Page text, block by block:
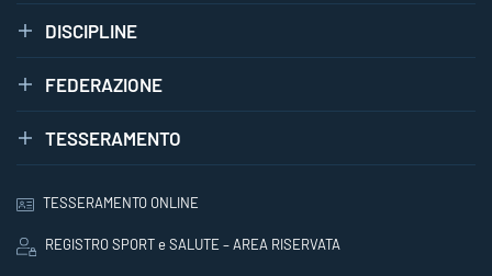
DISCIPLINE
FEDERAZIONE
TESSERAMENTO
TESSERAMENTO ONLINE
REGISTRO SPORT e SALUTE – AREA RISERVATA